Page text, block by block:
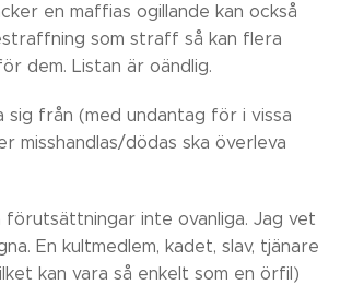
en maffias ogillande kan också
som straff så kan flera
dem. Listan är oändlig.
från (med undantag för i vissa
misshandlas/dödas ska överleva
inte ovanliga. Jag vet
En kultmedlem, kadet, slav, tjänare
kan vara så enkelt som en örfil)